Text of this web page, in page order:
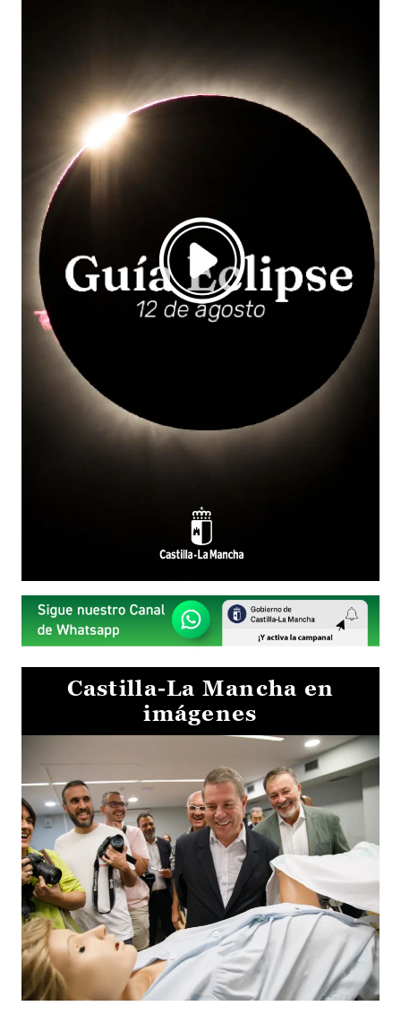
Castilla-La Mancha en
imágenes